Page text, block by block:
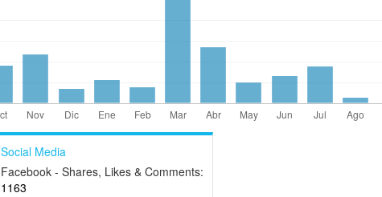
Social Media
Facebook - Shares, Likes & Comments:
1163